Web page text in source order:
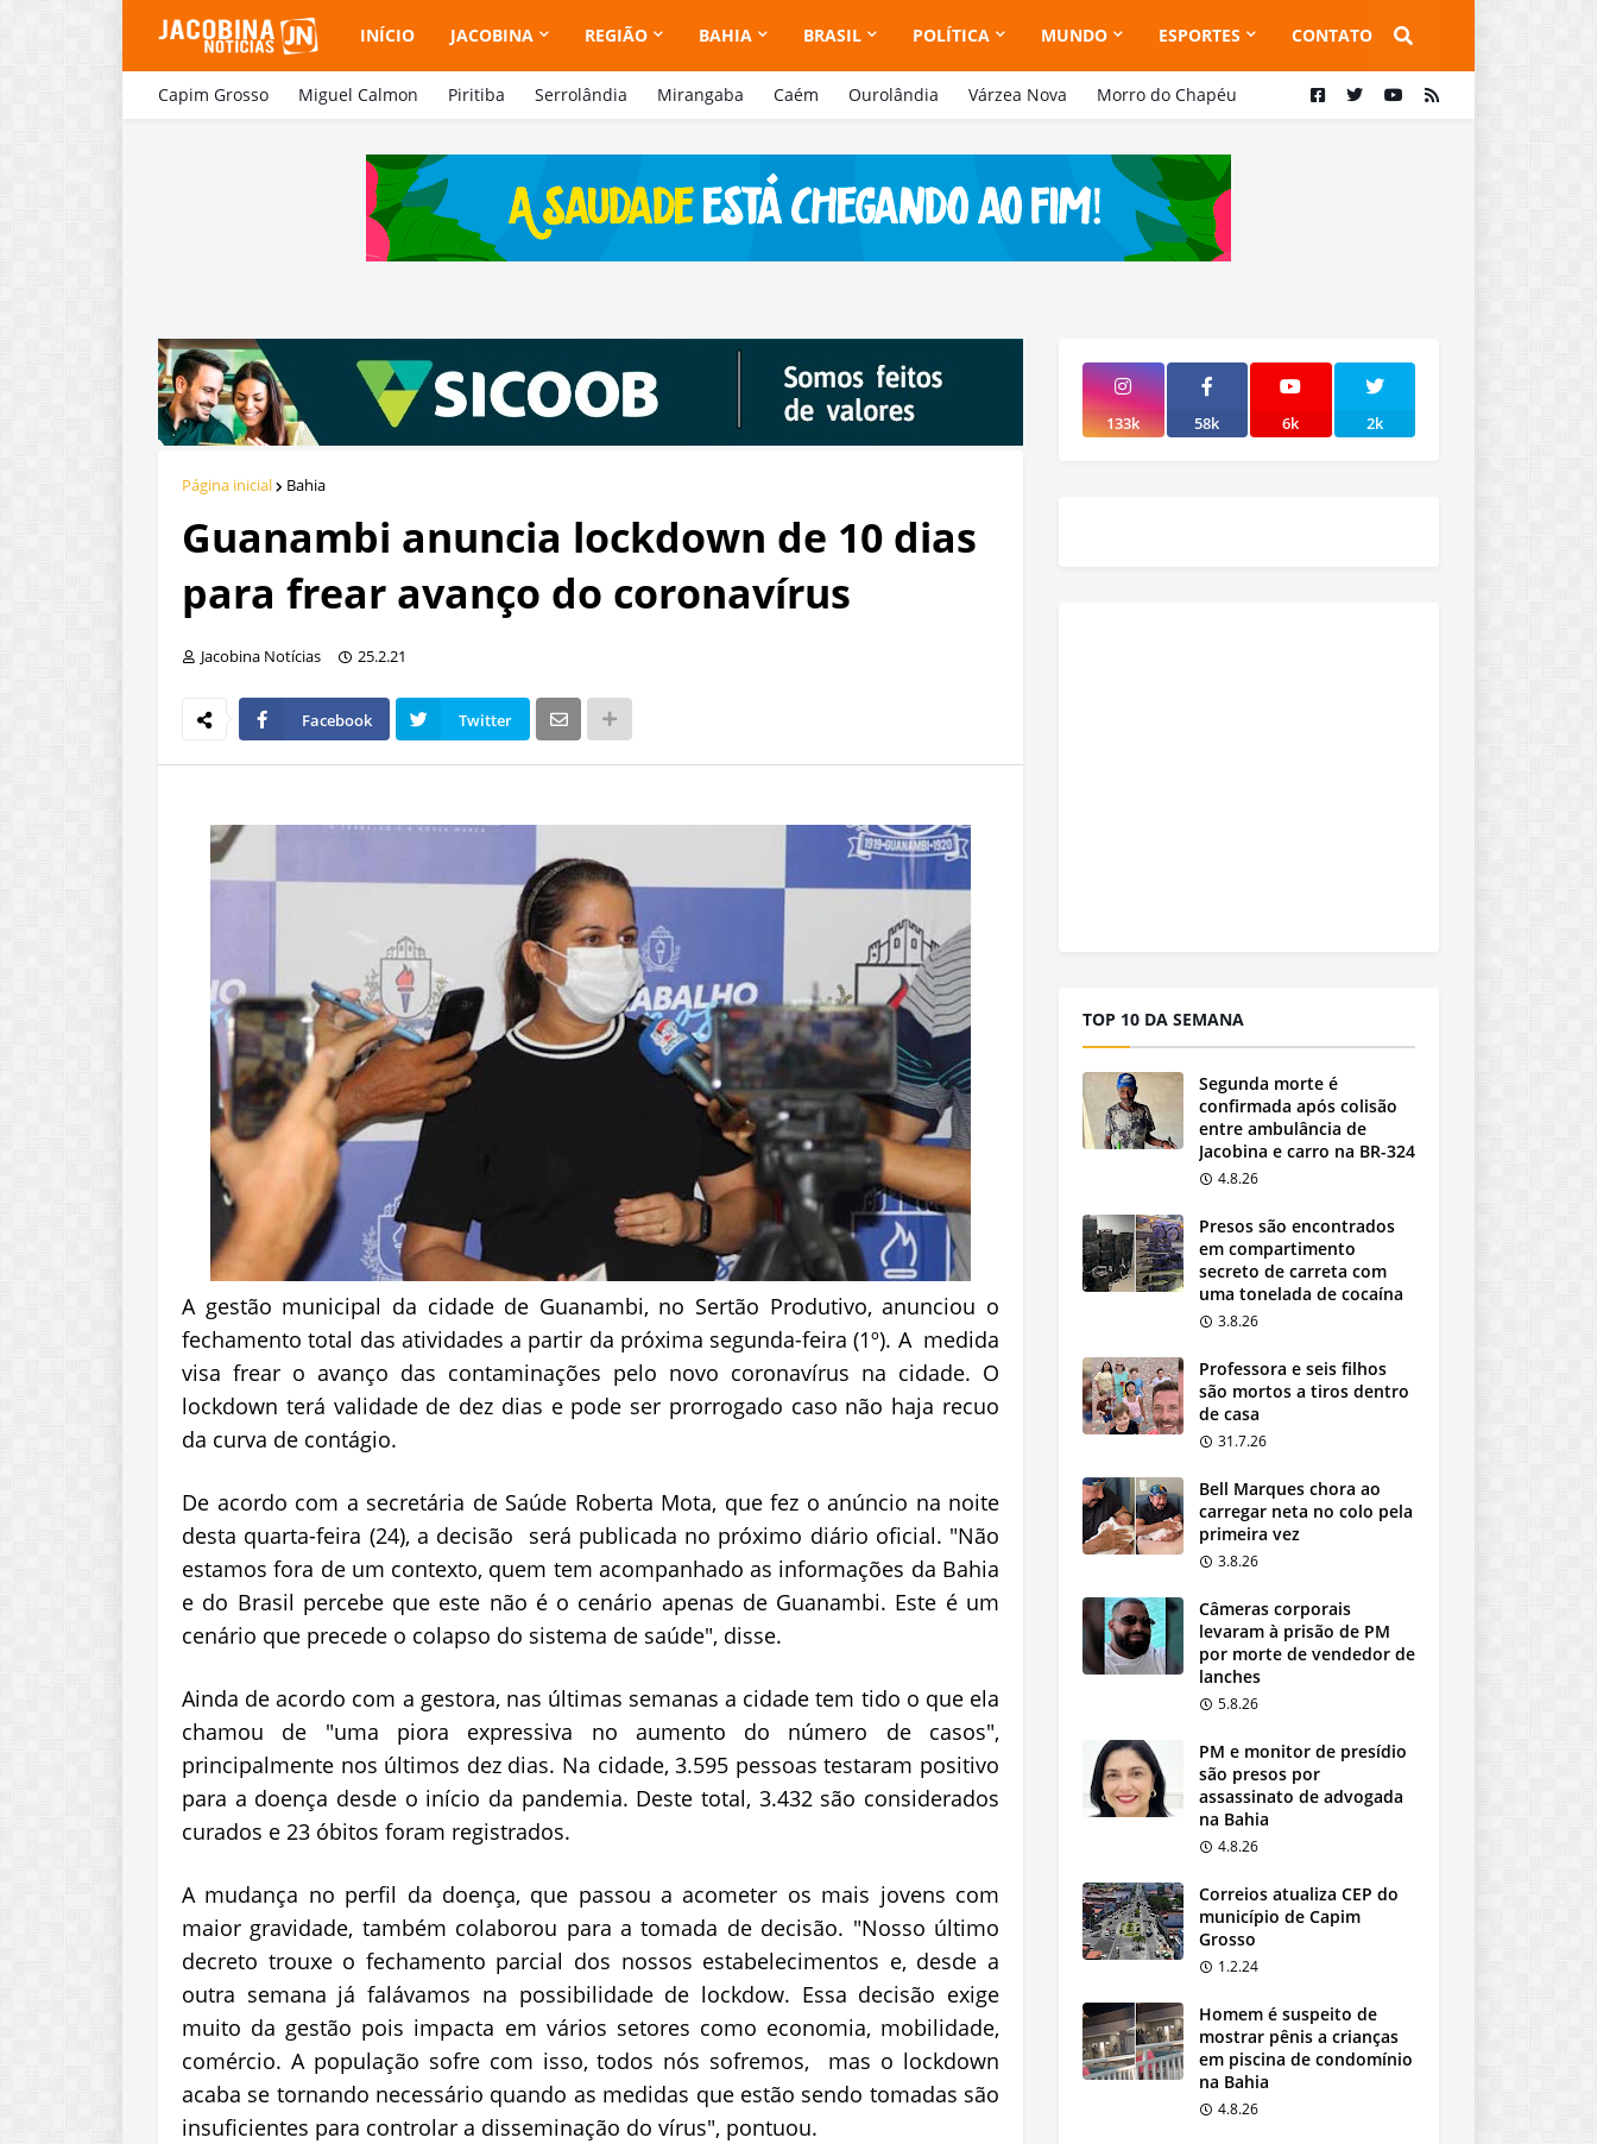
INÍCIO JACOBINA REGIÃO BAHIA BRASIL POLÍTICA MUNDO ESPORTES CONTATO
Capim Grosso Miguel Calmon Piritiba Serrolândia Mirangaba Caém Ourolândia Várzea Nova Morro do Chapéu
Página inicial Bahia
Guanambi anuncia lockdown de 10 dias
para frear avanço do coronavírus
Jacobina Notícias 25.2.21
Facebook Twitter
A gestão municipal da cidade de Guanambi, no Sertão Produtivo, anunciou o
fechamento total das atividades a partir da próxima segunda-feira (1º). A medida
visa frear o avanço das contaminações pelo novo coronavírus na cidade. O
lockdown terá validade de dez dias e pode ser prorrogado caso não haja recuo
da curva de contágio.
De acordo com a secretária de Saúde Roberta Mota, que fez o anúncio na noite
desta quarta-feira (24), a decisão será publicada no próximo diário oficial. "Não
estamos fora de um contexto, quem tem acompanhado as informações da Bahia
e do Brasil percebe que este não é o cenário apenas de Guanambi. Este é um
cenário que precede o colapso do sistema de saúde", disse.
Ainda de acordo com a gestora, nas últimas semanas a cidade tem tido o que ela
chamou de "uma piora expressiva no aumento do número de casos",
principalmente nos últimos dez dias. Na cidade, 3.595 pessoas testaram positivo
para a doença desde o início da pandemia. Deste total, 3.432 são considerados
curados e 23 óbitos foram registrados.
A mudança no perfil da doença, que passou a acometer os mais jovens com
maior gravidade, também colaborou para a tomada de decisão. "Nosso último
decreto trouxe o fechamento parcial dos nossos estabelecimentos e, desde a
outra semana já falávamos na possibilidade de lockdow. Essa decisão exige
muito da gestão pois impacta em vários setores como economia, mobilidade,
comércio. A população sofre com isso, todos nós sofremos, mas o lockdown
acaba se tornando necessário quando as medidas que estão sendo tomadas são
insuficientes para controlar a disseminação do vírus", pontuou.
133k 58k 6k 2k
TOP 10 DA SEMANA
Segunda morte é
confirmada após colisão
entre ambulância de
Jacobina e carro na BR-324
4.8.26
Presos são encontrados
em compartimento
secreto de carreta com
uma tonelada de cocaína
3.8.26
Professora e seis filhos
são mortos a tiros dentro
de casa
31.7.26
Bell Marques chora ao
carregar neta no colo pela
primeira vez
3.8.26
Câmeras corporais
levaram à prisão de PM
por morte de vendedor de
lanches
5.8.26
PM e monitor de presídio
são presos por
assassinato de advogada
na Bahia
4.8.26
Correios atualiza CEP do
município de Capim
Grosso
1.2.24
Homem é suspeito de
mostrar pênis a crianças
em piscina de condomínio
na Bahia
4.8.26